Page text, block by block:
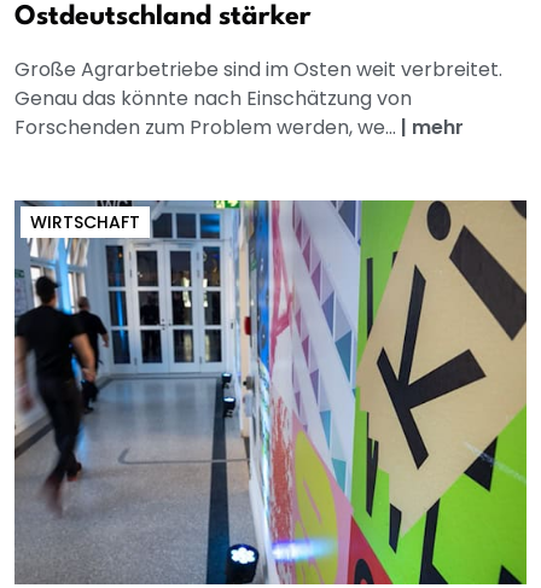
Ostdeutschland stärker
Große Agrarbetriebe sind im Osten weit verbreitet.
Genau das könnte nach Einschätzung von
Forschenden zum Problem werden, we... | mehr
WIRTSCHAFT